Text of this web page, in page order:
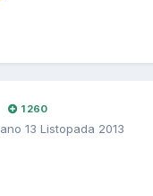
1 260
13 Listopada 2013